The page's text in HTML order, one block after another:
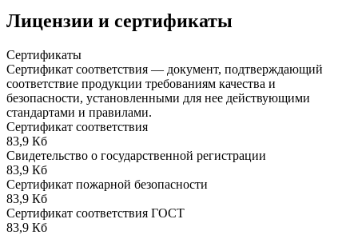
Лицензии и сертификаты
Сертификаты
Сертификат соответствия — документ, подтверждающий
соответствие продукции требованиям качества и
безопасности, установленными для нее действующими
стандартами и правилами.
Сертификат соответствия
83,9 Кб
Свидетельство о государственной регистрации
83,9 Кб
Сертификат пожарной безопасности
83,9 Кб
Сертификат соответствия ГОСТ
83,9 Кб